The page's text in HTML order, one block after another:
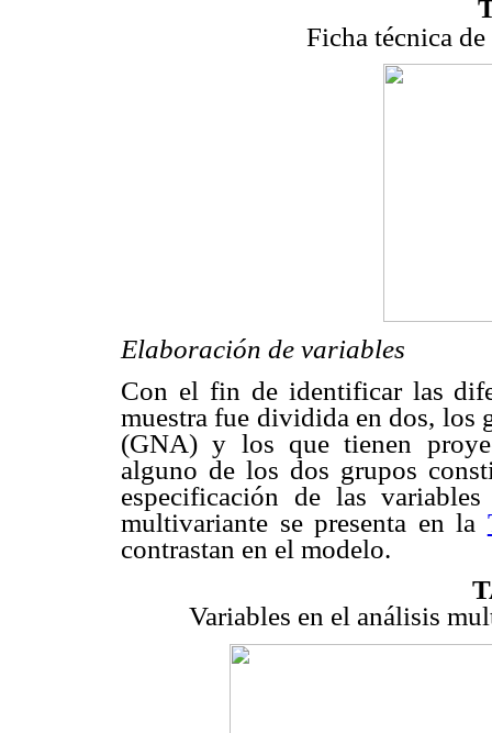
Ficha técnica de
Elaboración de variables
Con el fin de identificar las
muestra fue dividida en dos, los
(GNA) y los que tienen
alguno de los dos grupos
especificación de las
multivariante se presenta en la
contrastan en el modelo.
Variables en el análisis